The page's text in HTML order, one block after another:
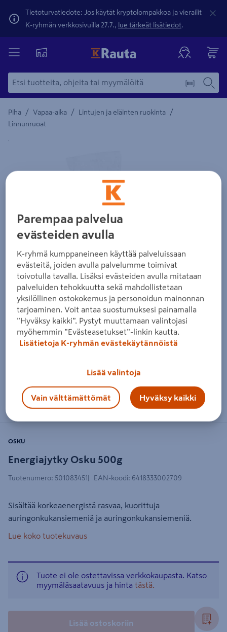
Tietoturvatiedote: Jos käytät kryptolompakkoa ja vierailit
K-ryhmän verkkosivuilla 27.7., lue tärkeät lisätiedot.
Piha / Vapaa-aika / Lintujen ja eläinten ruokinta /
Linnunruoat
Yksityiskohtainen kuvaus löytyy Tuotteen kuvaus -
Zoomaa kuvaa sormilla kosketusnäytöllä
Energiajytky Osku 500g
OSKU
Tuotenumero: 501083451 EAN-koodi: 6418333002709
Sisältää korkeaenergistä rasvaa, kuorittuja
auringonkukansiemeniä ja auringonkukansiemeniä.
Lue koko tuotekuvaus
Tuote ei ole ostettavissa verkkokaupasta. Katso
myymäläsaatavuus ja hinta tästä.
Lisää ostoskoriin
Parempaa palvelua
evästeiden avulla
K-ryhmä kumppaneineen käyttää palveluissaan
evästeitä, joiden avulla palvelumme toimivat
toivotulla tavalla. Lisäksi evästeiden avulla mitataan
palveluiden tehokkuutta sekä mahdollistetaan
yksilöllinen ostokokemus ja personoidun mainonnan
tarjoaminen. Voit antaa suostumuksesi painamalla
”Hyväksy kaikki”. Pystyt muuttamaan valintojasi
myöhemmin ”Evästeasetukset”-linkin kautta.
Lisätietoja K-ryhmän evästekäytännöistä
Lisää valintoja
Vain välttämättömät Hyväksy kaikki